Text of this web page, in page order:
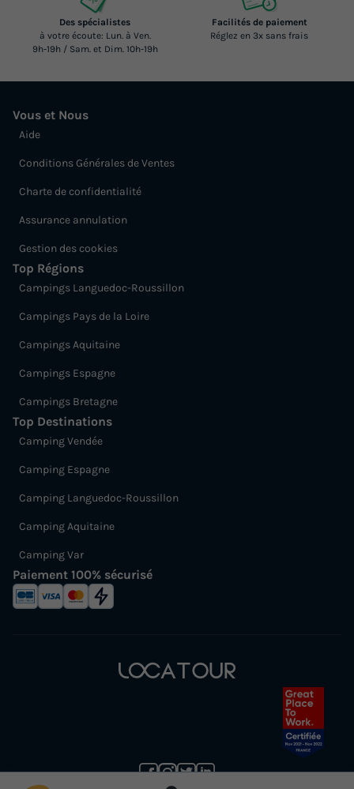
Des spécialistes
à votre écoute: Lun. à Ven.
9h-19h / Sam. et Dim. 10h-19h
Facilités de paiement
Réglez en 3x sans frais
Vous et Nous
Aide
Conditions Générales de Ventes
Charte de confidentialité
Assurance annulation
Gestion des cookies
Top Régions
Campings Languedoc-Roussillon
Campings Pays de la Loire
Campings Aquitaine
Campings Espagne
Campings Bretagne
Top Destinations
Camping Vendée
Camping Espagne
Camping Languedoc-Roussillon
Camping Aquitaine
Camping Var
Paiement 100% sécurisé